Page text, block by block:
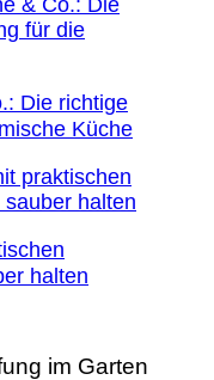
Die richtige
Küche
halten
im Garten